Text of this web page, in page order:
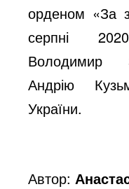
орденом «За
серпні
Володимир
Андрію
України.
Автор: